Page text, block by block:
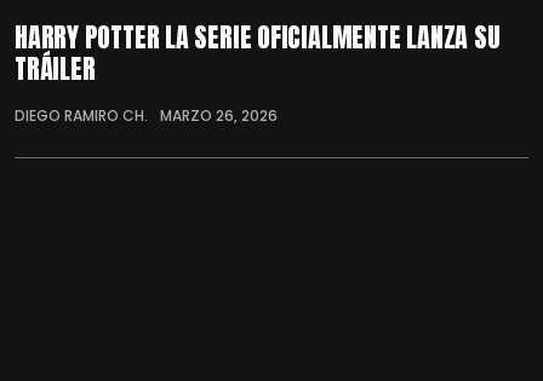
HARRY POTTER LA SERIE OFICIALMENTE LANZA SU
TRÁILER
DIEGO RAMIRO CH. MARZO 26, 2026